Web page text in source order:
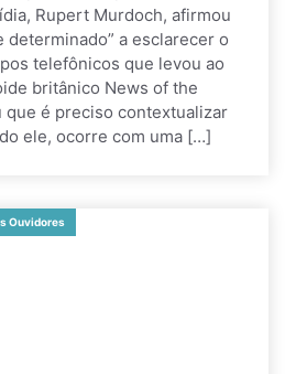
Rupert Murdoch, afirmou
determinado” a esclarecer o
telefônicos que levou ao
britânico News of the
que é preciso contextualizar
ele, ocorre com uma […]
Ouvidores